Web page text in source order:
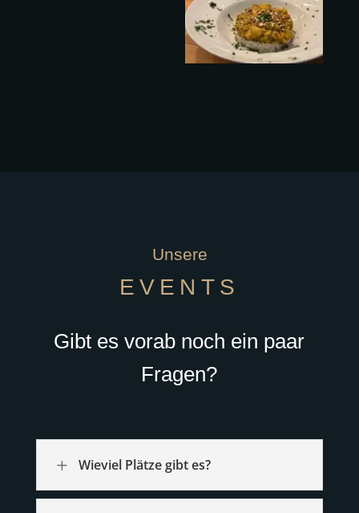
Unsere
EVENTS
Gibt es vorab noch ein paar
Fragen?
L Wieviel Plätze gibt es?